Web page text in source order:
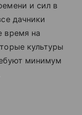
и сил в
дачники
время на
культуры
минимум